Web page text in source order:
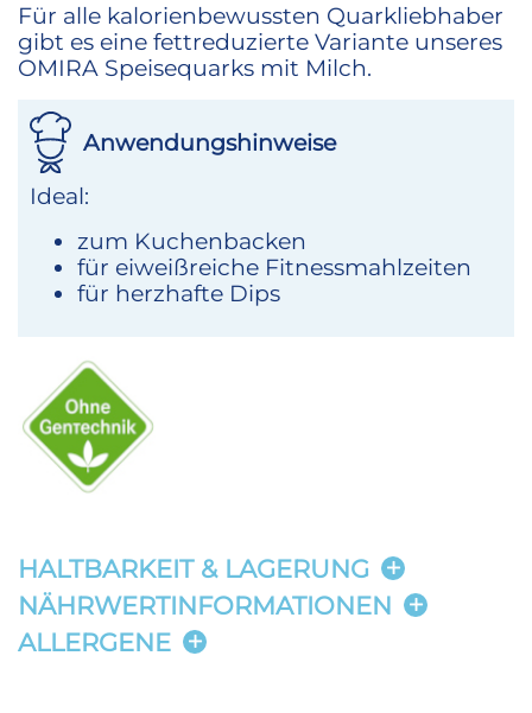
Für alle kalorienbewussten Quarkliebhaber
gibt es eine fettreduzierte Variante unseres
OMIRA Speisequarks mit Milch.
Anwendungshinweise
Ideal:
zum Kuchenbacken
für eiweißreiche Fitnessmahlzeiten
für herzhafte Dips
HALTBARKEIT & LAGERUNG
NÄHRWERTINFORMATIONEN
ALLERGENE